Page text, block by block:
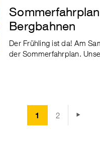
Bergbahnen
Der Frühling ist da! Am
der Sommerfahrplan.
1 2